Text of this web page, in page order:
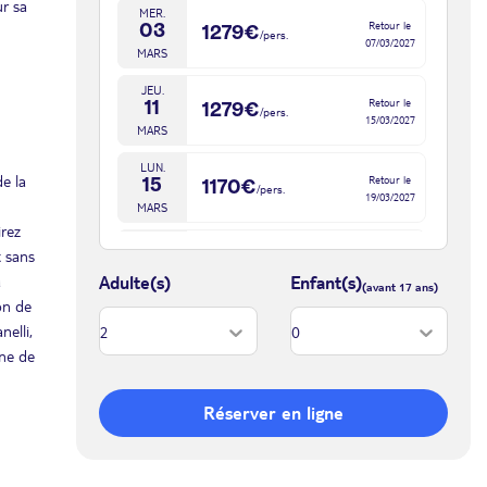
sa
la
de
de
MER.
03
MARS
1279€/pers.
Retour le
07/03/2027
JEU.
11
MARS
1279€/pers.
Retour le
15/03/2027
LUN.
15
MARS
1170€/pers.
Retour le
19/03/2027
MARS
MER.
07/11/2027
DIM.
Adulte(s) Enfant(s)
Réserver en ligne